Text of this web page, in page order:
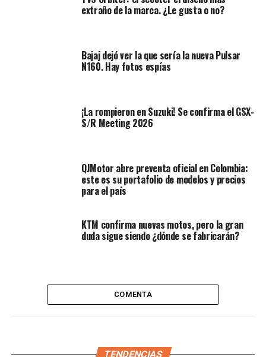
Alertan que los más afectados por estos cambios están
El nuevo pico y placa crea una discriminación sólo para
semana; quién tenga un carro con placa 1 y otro con
placa 8, saldrá todos los días. Es desigual”, advirtió en su
Tweet el exsuperintendente de Sociedades, Francisco
El nuevo régimen de Pico y
Se viola arbitrariamente el
principio de igualdad.
Además, es confiscatorio,
porque atenta contra la
extraño de la marca. ¿Le gusta o no?
Bajaj dejó ver la que sería la nueva Pulsar
N160. Hay fotos espías
¡La rompieron en Suzuki! Se confirma el GSX-
S/R Meeting 2026
QJMotor abre preventa oficial en Colombia:
este es su portafolio de modelos y precios
para el país
KTM confirma nuevas motos, pero la gran
duda sigue siendo ¿dónde se fabricarán?
COMENTA
TENDENCIAS